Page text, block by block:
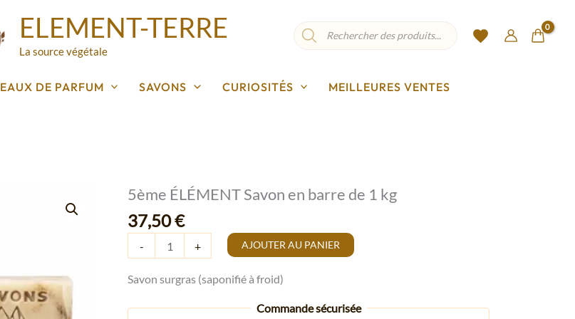
ELEMENT-TERRE
La source végétale
Recherche
de
EAUX DE PARFUM SAVONS CURIOSITÉS MEILLEURES VENTES
5ème ÉLÉMENT Savon en barre de 1 kg
37,50€
-
quantité
de
5ème
ÉLÉMENT
en
+ AJOUTER AU PANIER
Savon surgras (saponifié à froid)
Commande sécurisée